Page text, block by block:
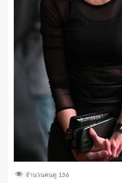
จำนวนคนดู 136